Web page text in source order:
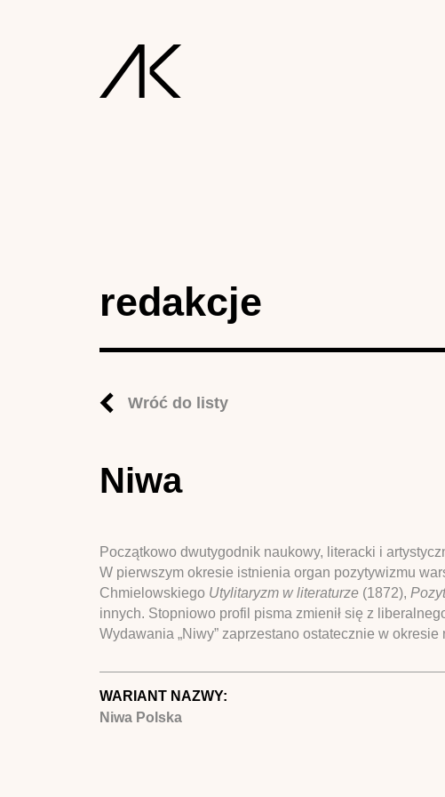
redakcje
Wróć do listy
Niwa
Początkowo dwutygodnik naukowy, literacki i
W pierwszym okresie istnienia organ pozytywizmu
Chmielowskiego Utylitaryzm w literaturze (1872),
innych. Stopniowo profil pisma zmienił się z
Wydawania „Niwy” zaprzestano ostatecznie w okresie
WARIANT NAZWY:
Niwa Polska